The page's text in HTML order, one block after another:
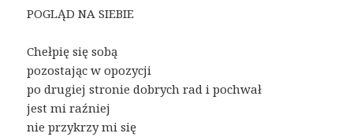
POGLĄD NA SIEBIE
Chełpię się sobą
pozostając w opozycji
po drugiej stronie dobrych rad i pochwał
jest mi raźniej
nie przykrzy mi się